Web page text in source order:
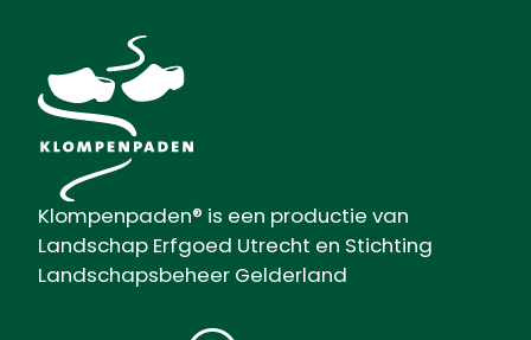
Klompenpaden® is een productie van
Landschap Erfgoed Utrecht en Stichting
Landschapsbeheer Gelderland